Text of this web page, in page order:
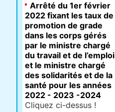
Arrêté du 1er février
2022 fixant les taux de
promotion de grade
dans les corps gérés
par le ministre chargé
du travail et de l’emploi
et le ministre chargé
des solidarités et de la
santé pour les années
2022 - 2023 -2024
Cliquez ci-dessus !